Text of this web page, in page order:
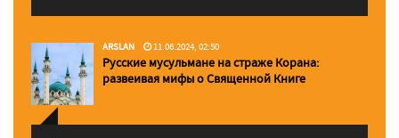
ARSLAN 11.06.2024, 02:50
Русские мусульмане на страже Корана:
pазвеивая мифы о Священной Книге